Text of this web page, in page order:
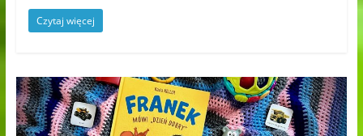
Czytaj więcej